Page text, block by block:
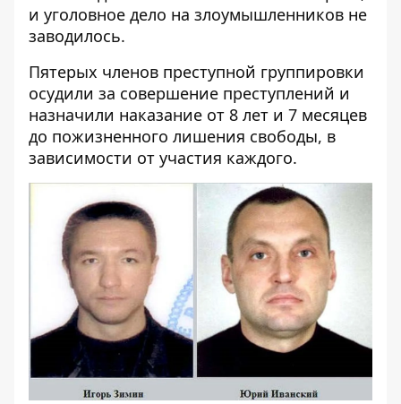
и уголовное дело на злоумышленников не
заводилось.
Пятерых членов преступной группировки
осудили за совершение преступлений и
назначили наказание от 8 лет и 7 месяцев
до пожизненного лишения свободы, в
зависимости от участия каждого.